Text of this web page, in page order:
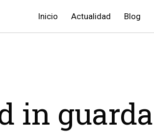
Inicio Actualidad Blog
in guarda